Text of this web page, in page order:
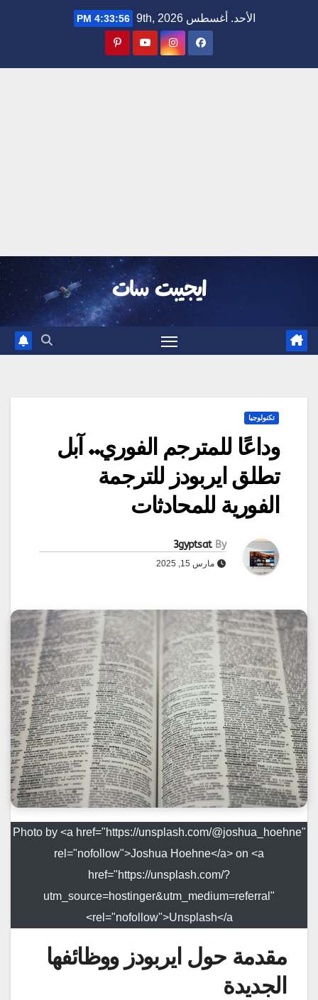
الأحد. أغسطس 9th, 2026 4:33:57 PM
ايجيبت سات
تكنولوجيا
وداعًا للمترجم الفوري.. آبل
تطلق ايربودز للترجمة
الفورية للمحادثات
By
3gyptsat
مارس 15, 2025
Photo by <a href="https://unsplash.com/@joshua_hoehne"
rel="nofollow">Joshua Hoehne</a> on <a
href="https://unsplash.com/?
utm_source=hostinger&utm_medium=referral"
rel="nofollow">Unsplash</a>
مقدمة حول ايربودز ووظائفها
الجديدة